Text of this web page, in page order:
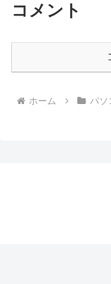
コメント
ホーム パソ